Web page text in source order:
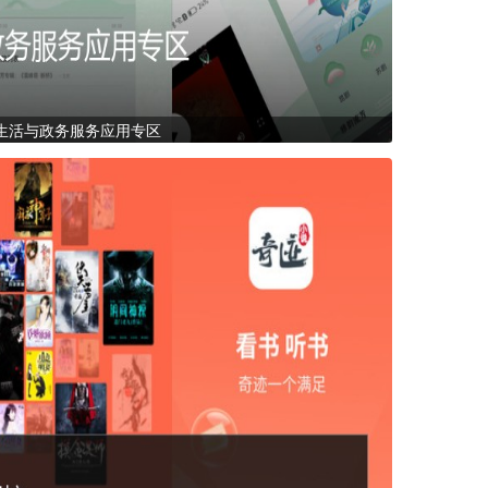
活与政务服务应用专区